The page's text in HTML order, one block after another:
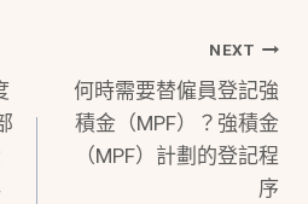
NEXT
何時需要替僱員登記強
積金（MPF）？強積金
（MPF）計劃的登記程
序